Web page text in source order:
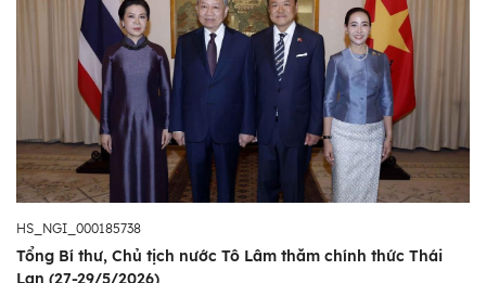
HS_NGI_000185738
Tổng Bí thư, Chủ tịch nước Tô Lâm thăm chính thức Thái
Lan (27-29/5/2026)